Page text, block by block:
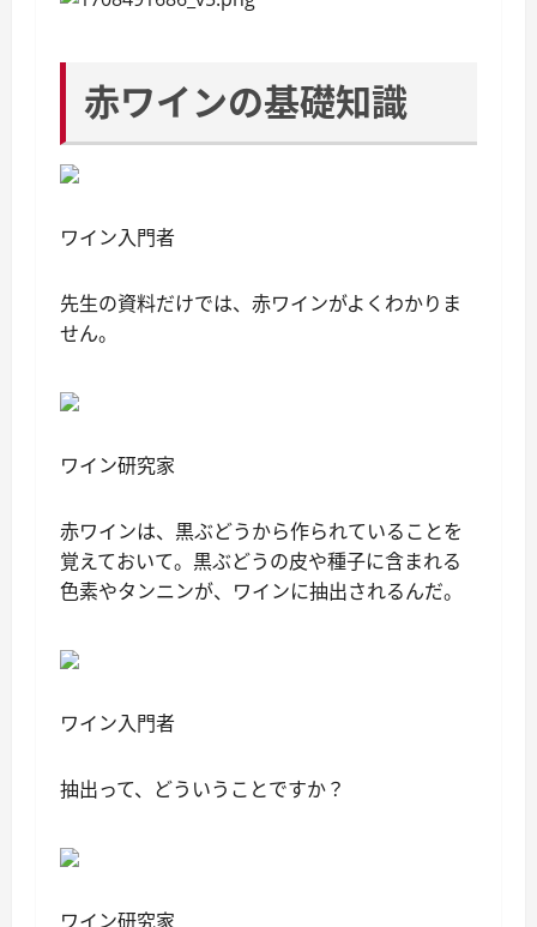
赤ワインの基礎知識
ワイン入門者
先生の資料だけでは、赤ワインがよくわかりま
せん。
ワイン研究家
赤ワインは、黒ぶどうから作られていることを
覚えておいて。黒ぶどうの皮や種子に含まれる
色素やタンニンが、ワインに抽出されるんだ。
ワイン入門者
抽出って、どういうことですか？
ワイン研究家